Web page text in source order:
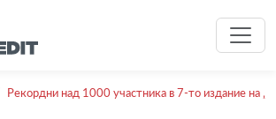
Рекордни над 1000 участника в 7-то издание на